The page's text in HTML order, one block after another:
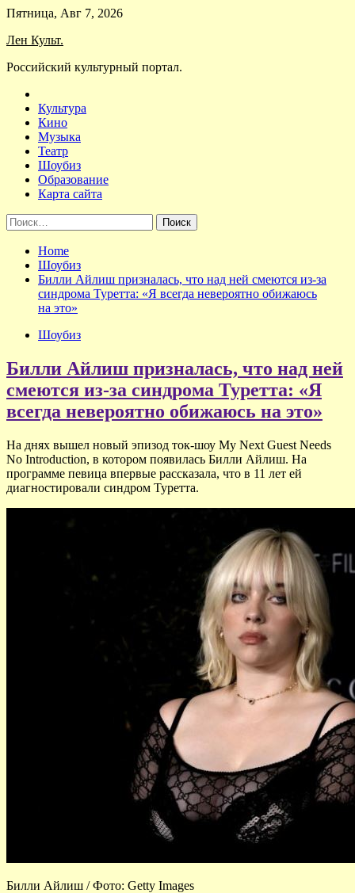
Skip
content
Пятница, Авг 7, 2026
Лен Культ.
Российский культурный портал.
Культура
Кино
Музыка
Театр
Шоубиз
Образование
Карта сайта
Найти:
Home
Шоубиз
Билли Айлиш призналась, что над ней смеются из-за
синдрома Туретта: «Я всегда невероятно обижаюсь
на это»
Шоубиз
Билли Айлиш призналась, что над ней
смеются из-за синдрома Туретта: «Я
всегда невероятно обижаюсь на это»
На днях вышел новый эпизод ток-шоу My Next Guest Needs
No Introduction, в котором появилась Билли Айлиш. На
программе певица впервые рассказала, что в 11 лет ей
диагностировали синдром Туретта.
Билли Айлиш / Фото: Getty Images